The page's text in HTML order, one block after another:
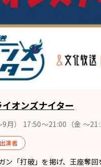
オンズナイター
月） 17:50～21:00（金 ～
演者
ン「打破」を掲げ、王座奪